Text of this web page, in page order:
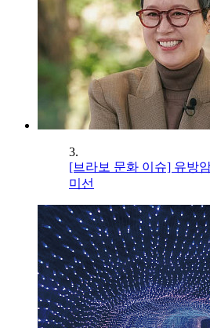
3.
[브라보 문화 이슈] 유방
미선